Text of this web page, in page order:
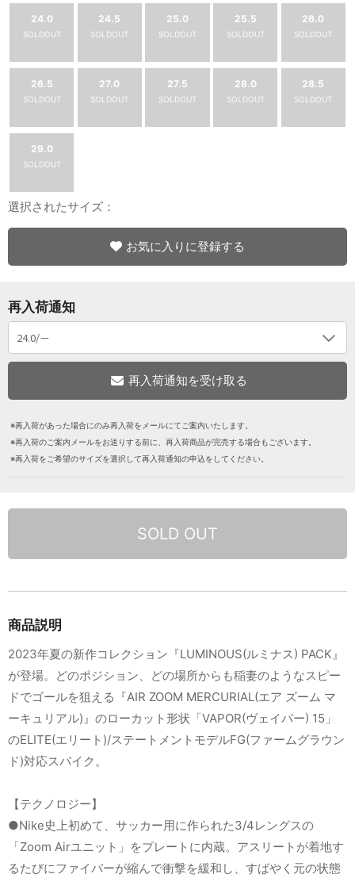
24.0
SOLDOUT
24.5
SOLDOUT
25.0
SOLDOUT
25.5
SOLDOUT
26.0
SOLDOUT
26.5
SOLDOUT
27.0
SOLDOUT
27.5
SOLDOUT
28.0
SOLDOUT
28.5
SOLDOUT
29.0
SOLDOUT
選択されたサイズ：
お気に入りに登録する
再入荷通知
※再入荷があった場合にのみ再入荷をメールにてご案内いたします。
※再入荷のご案内メールをお送りする前に、再入荷商品が完売する場合もございます。
※再入荷をご希望のサイズを選択して再入荷通知の申込をしてください。
SOLD OUT
商品説明
2023年夏の新作コレクション『LUMINOUS(ルミナス) PACK』
が登場。どのポジション、どの場所からも稲妻のようなスピー
ドでゴールを狙える『AIR ZOOM MERCURIAL(エア ズーム マ
ーキュリアル)』のローカット形状「VAPOR(ヴェイパー) 15」
のELITE(エリート)/ステートメントモデルFG(ファームグラウン
ド)対応スパイク。
【テクノロジー】
●Nike史上初めて、サッカー用に作られた3/4レングスの
「Zoom Airユニット」をプレートに内蔵。アスリートが着地す
るたびにファイバーが縮んで衝撃を緩和し、すばやく元の状態